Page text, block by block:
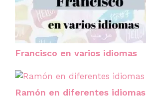
Francisco en varios idiomas
Ramón en diferentes idiomas